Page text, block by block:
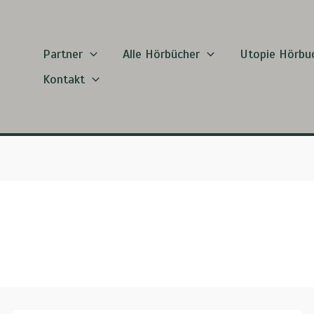
Partner Alle Hörbücher Utopie
Kontakt